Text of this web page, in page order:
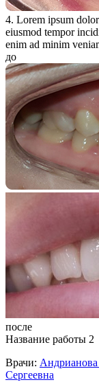
4. Lorem ipsum
eiusmod tempor
enim ad minim
до
после
Название работы 2
Врачи: Андрианова
Сергеевна